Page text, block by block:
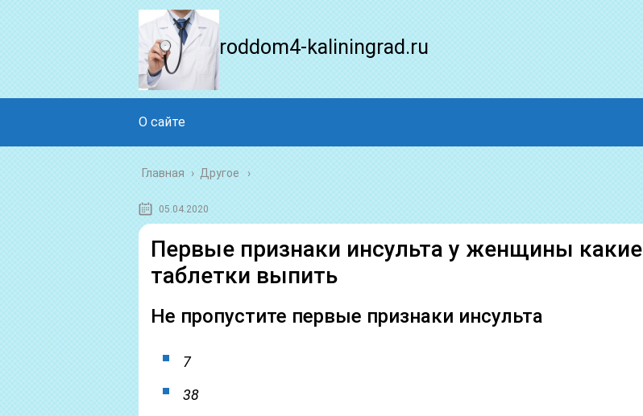
roddom4-kaliningrad.ru
О сайте
Главная › Другое
05.04.2020
Первые признаки инсульта у женщины какие
таблетки выпить
Не пропустите первые признаки инсульта
7
38